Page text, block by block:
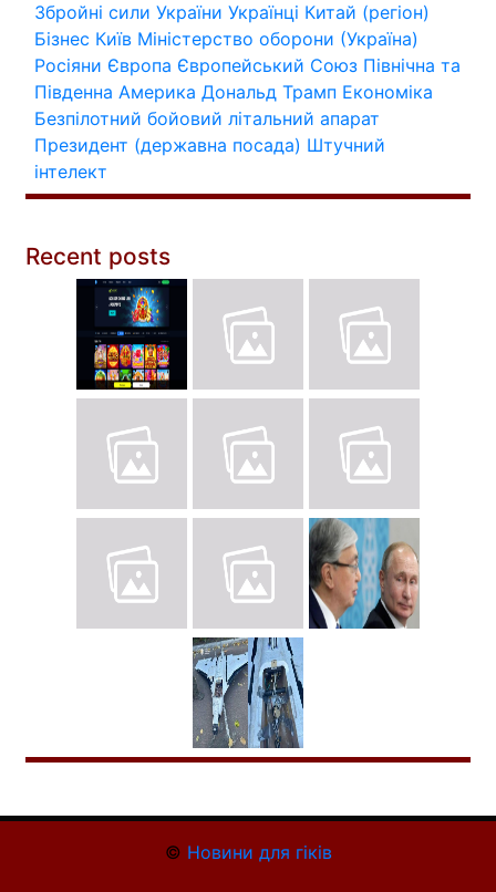
Збройні сили України Українці Китай (регіон)
Бізнес Київ Міністерство оборони (Україна)
Росіяни Європа Європейський Союз Північна та
Південна Америка Дональд Трамп Економіка
Безпілотний бойовий літальний апарат
Президент (державна посада) Штучний
інтелект
Recent posts
© Новини для гіків